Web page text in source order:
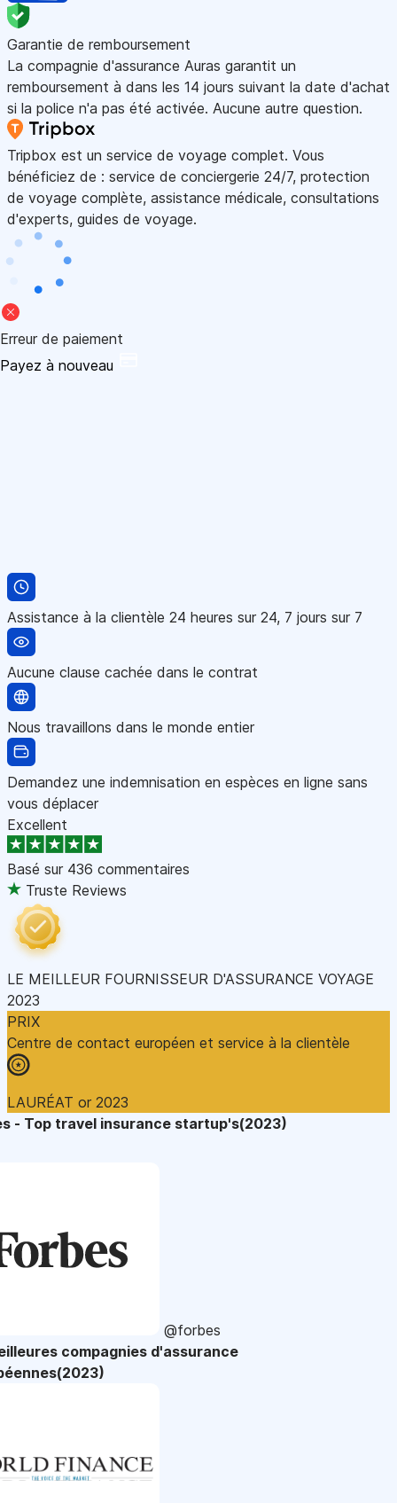
Garantie de remboursement
La compagnie d'assurance Auras garantit un
remboursement à dans les 14 jours suivant la date d'achat
si la police n'a pas été activée. Aucune autre question.
Tripbox est un service de voyage complet. Vous
bénéficiez de : service de conciergerie 24/7, protection
de voyage complète, assistance médicale, consultations
d'experts, guides de voyage.
Erreur de paiement
Payez à nouveau
Assistance à la clientèle 24 heures sur 24, 7 jours sur 7
Aucune clause cachée dans le contrat
Nous travaillons dans le monde entier
Demandez une indemnisation en espèces en ligne sans
vous déplacer
Excellent
Basé sur 436 commentaires
Truste Reviews
LE MEILLEUR FOURNISSEUR D'ASSURANCE VOYAGE
2023
PRIX
Centre de contact européen et service à la clientèle
LAURÉAT or 2023
- Top travel insurance startup's(2023)
@forbes
compagnies d'assurance